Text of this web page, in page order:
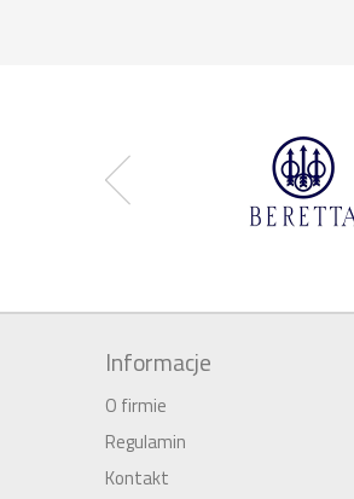
Informacje
O firmie
Regulamin
Kontakt